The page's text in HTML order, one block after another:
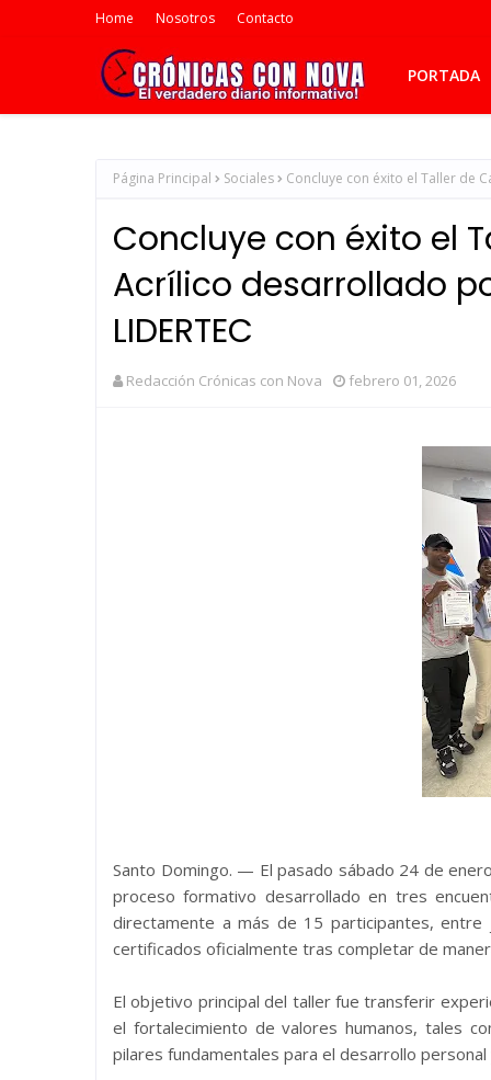
Home Nosotros Contacto
PORTADA
Página Principal Sociales Concluye con éxito el Taller de
Concluye con éxito el
Acrílico desarrollado
LIDERTEC
Redacción Crónicas con Nova febrero 01, 2026
Santo Domingo. — El pasado sábado 24 de
proceso formativo desarrollado en tres
directamente a más de 15 participantes,
certificados oficialmente tras completar de
El objetivo principal del taller fue transferir
el fortalecimiento de valores humanos, tales
pilares fundamentales para el desarrollo